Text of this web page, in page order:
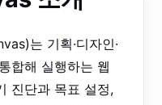
는 기획·디자인·
합해 실행하는 웹
진단과 목표 설정,